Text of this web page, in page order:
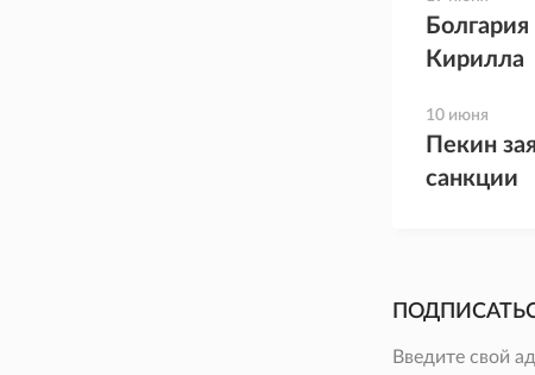
Кирилла
10 июня
Пекин
санкции
Введите свой